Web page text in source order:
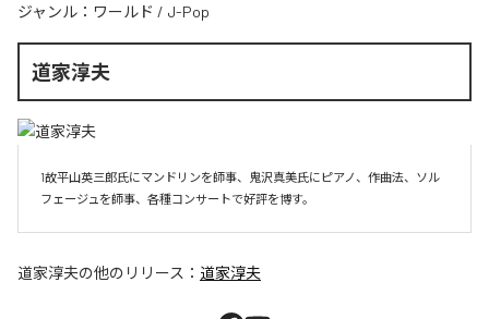
ジャンル： ワールド / J-Pop
道家淳夫
1故平山英三郎氏にマンドリンを師事、鬼沢真美氏にピアノ、作曲法、ソル
フェージュを師事、各種コンサートで好評を博す。
道家淳夫の他のリリース： 道家淳夫